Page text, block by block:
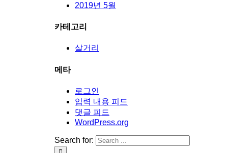
2019년 5월
카테고리
살거리
메타
로그인
입력 내용 피드
댓글 피드
WordPress.org
Search for: